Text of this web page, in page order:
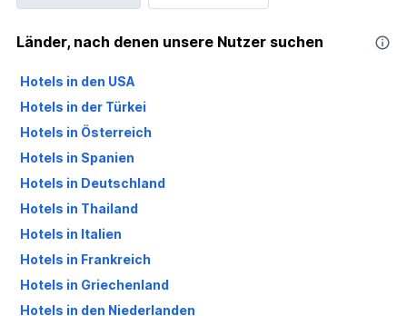
Länder, nach denen unsere Nutzer suchen
Hotels in den USA
Hotels in der Türkei
Hotels in Österreich
Hotels in Spanien
Hotels in Deutschland
Hotels in Thailand
Hotels in Italien
Hotels in Frankreich
Hotels in Griechenland
Hotels in den Niederlanden